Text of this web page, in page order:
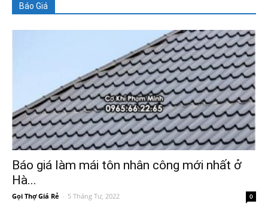
Báo Giá
Báo giá làm mái tôn nhân công mới nhất ở
Hà...
Gọi Thợ Giá Rẻ - 5 Tháng Tư, 2022 0